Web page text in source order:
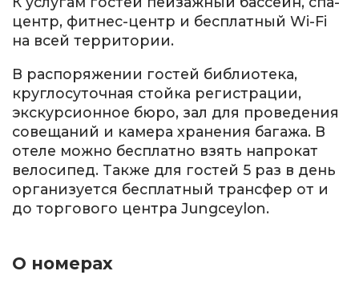
центр, фитнес-центр и бесплатный Wi-Fi
на всей территории.
В распоряжении гостей библиотека,
круглосуточная стойка регистрации,
экскурсионное бюро, зал для проведения
совещаний и камера хранения багажа. В
отеле можно бесплатно взять напрокат
велосипед. Также для гостей 5 раз в день
организуется бесплатный трансфер от и
до торгового центра Jungceylon.
О номерах